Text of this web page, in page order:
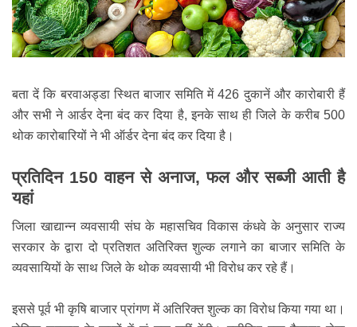
बता दें कि बरवाअड्डा स्थित बाजार समिति में 426 दुकानें और कारोबारी हैं
और सभी ने आर्डर देना बंद कर दिया है, इनके साथ ही जिले के करीब 500
थोक कारोबारियों ने भी ऑर्डर देना बंद कर दिया है।
प्रतिदिन 150 वाहन से अनाज, फल और सब्जी आती है
यहां
जिला खाद्यान्न व्यवसायी संघ के महासचिव विकास कंधवे के अनुसार राज्य
सरकार के द्वारा दो प्रतिशत अतिरिक्त शुल्क लगाने का बाजार समिति के
व्यवसायियों के साथ जिले के थोक व्यवसायी भी विरोध कर रहे हैं।
इससे पूर्व भी कृषि बाजार प्रांगण में अतिरिक्त शुल्क का विरोध किया गया था।